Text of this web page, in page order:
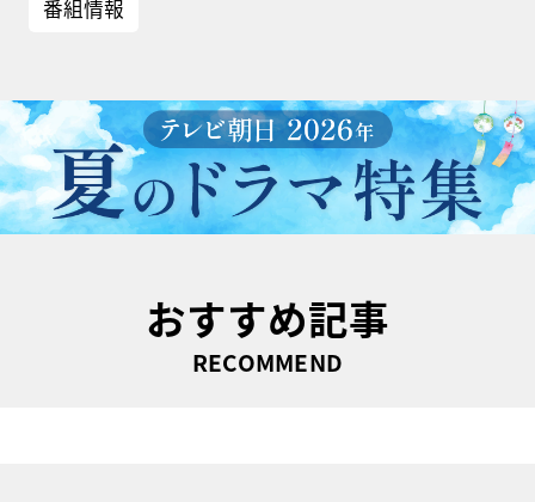
番組情報
おすすめ記事
RECOMMEND